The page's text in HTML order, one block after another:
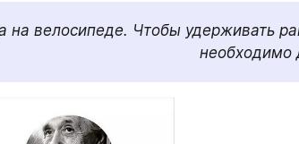
на велосипеде. Чтобы удерживать
необходимо